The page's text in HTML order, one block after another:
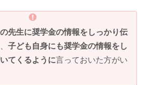
先生に奨学金の情報をしっかり伝
子ども自身にも奨学金の情報をし
てくるように言っておいた方がい